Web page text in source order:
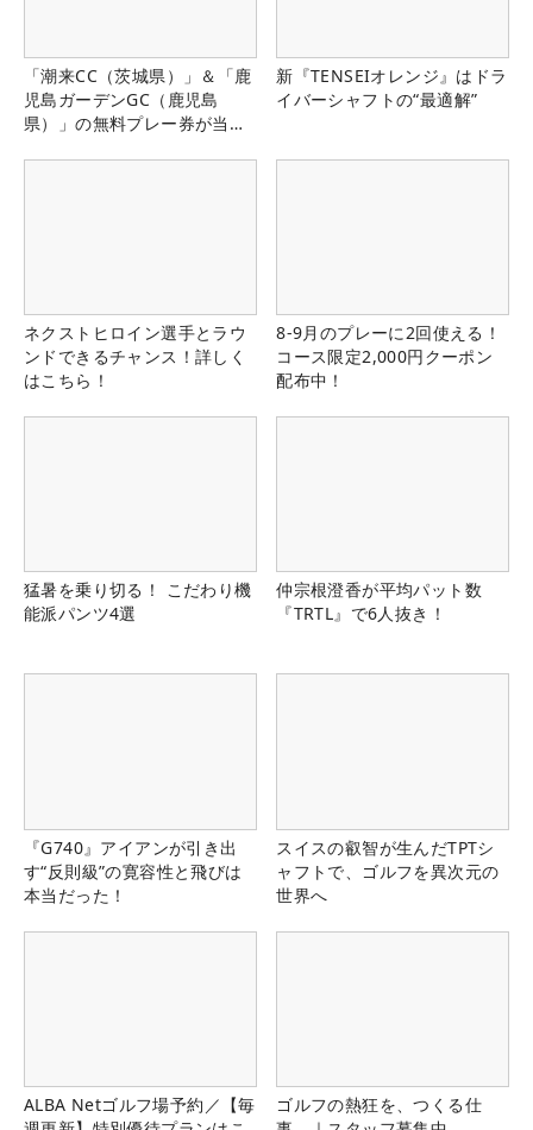
「潮来CC（茨城県）」＆「鹿
児島ガーデンGC（鹿児島
県）」の無料プレー券が当た
新『TENSEIオレンジ』はドラ
イバーシャフトの“最適解”
ネクストヒロイン選手とラウ
ンドできるチャンス！詳しく
はこちら！
8-9月のプレーに2回使える！
コース限定2,000円クーポン
配布中！
猛暑を乗り切る！ こだわり機
能派パンツ4選
仲宗根澄香が平均パット数
『TRTL』で6人抜き！
『G740』アイアンが引き出
す“反則級”の寛容性と飛びは
本当だった！
スイスの叡智が生んだTPTシ
ャフトで、ゴルフを異次元の
世界へ
ALBA Netゴルフ場予約／【毎
ゴルフの熱狂を、つくる仕